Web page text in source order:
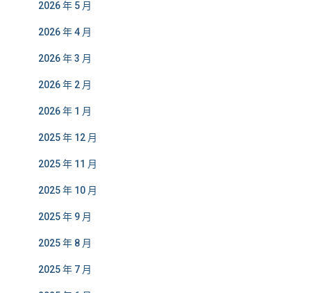
2026 年 5 月
2026 年 4 月
2026 年 3 月
2026 年 2 月
2026 年 1 月
2025 年 12 月
2025 年 11 月
2025 年 10 月
2025 年 9 月
2025 年 8 月
2025 年 7 月